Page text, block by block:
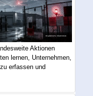
Aktionen
lernen, Unternehmen,
erfassen und